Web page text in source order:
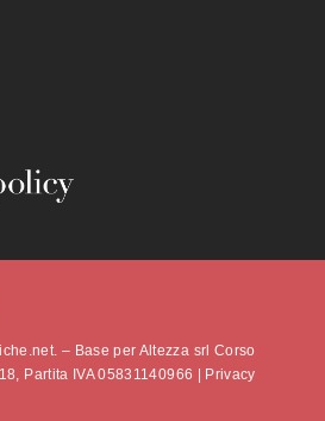
– Base per Altezza srl Corso
Partita IVA 05831140966 |
Privacy